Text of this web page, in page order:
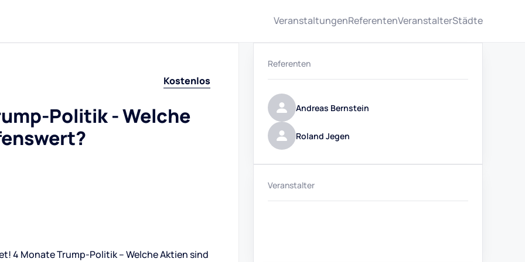
VeranstaltungenReferentenVeranstalterStädte
Kostenlos
Politik - Welche
4 Monate Trump-Politik – Welche Aktien sind
Referenten
Andreas Bernstein
Roland Jegen
Veranstalter